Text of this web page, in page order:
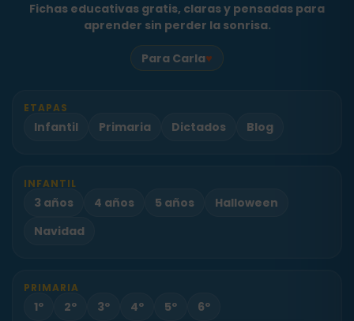
Fichas educativas gratis, claras y pensadas para
aprender sin perder la sonrisa.
Para Carla♥
ETAPAS
Infantil Primaria Dictados Blog
INFANTIL
3 años 4 años 5 años
Halloween
Navidad
PRIMARIA
1º 2º 3º 4º 5º 6º